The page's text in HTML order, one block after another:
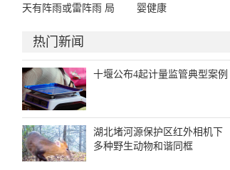
天有阵雨或雷阵雨 局
婴健康
热门新闻
十堰公布4起计量监管典型案例
湖北堵河源保护区红外相机下
多种野生动物和谐同框